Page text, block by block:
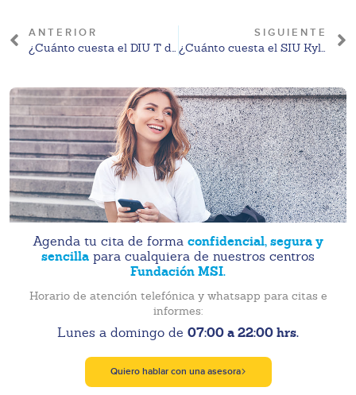
ANTERIOR
¿Cuánto cuesta el DIU T de cobre? Precio Tijuana 2026
SIGUIENTE
¿Cuánto cuesta el SIU Kyleena? Precio Saltillo 2026
Agenda tu cita de forma confidencial, segura y
sencilla para cualquiera de nuestros centros
Fundación MSI.
Horario de atención telefónica y whatsapp para citas e
informes:
Lunes a domingo de 07:00 a 22:00 hrs.
Quiero hablar con una asesora